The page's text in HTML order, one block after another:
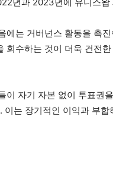
에는 거버넌스 활동을 촉
회수하는 것이 더욱 건전
이 자기 자본 없이 투표권
이는 장기적인 이익과 부